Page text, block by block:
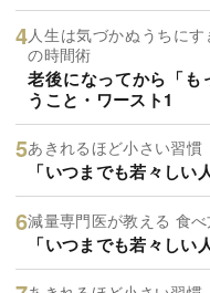
人生は気づかぬうちに
の時間術
老後になってから「も
うこと・ワースト1
あきれるほど小さい習慣
「いつまでも若々しい
減量専門医が教える 食
「いつまでも若々しい